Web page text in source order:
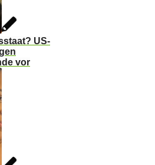
US-
vor